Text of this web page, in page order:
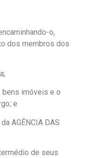
o,
dos membros dos
bens imóveis e o
e
AGÊNCIA DAS
de seus